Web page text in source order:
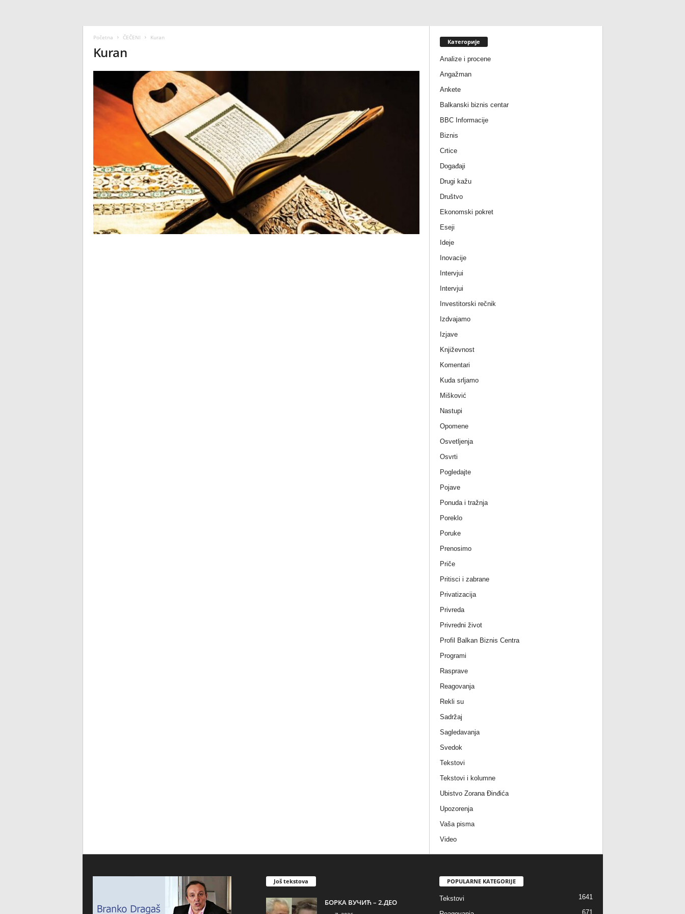
Početna ČEČENI Kuran
Kuran
Категорије
Analize i procene
Angažman
Ankete
Balkanski biznis centar
BBC Informacije
Biznis
Crtice
Događaji
Drugi kažu
Društvo
Ekonomski pokret
Eseji
Ideje
Inovacije
Intervjui
Intervjui
Investitorski rečnik
Izdvajamo
Izjave
Književnost
Komentari
Kuda srljamo
Mišković
Nastupi
Opomene
Osvetljenja
Osvrti
Pogledajte
Pojave
Ponuda i tražnja
Poreklo
Poruke
Prenosimo
Priče
Pritisci i zabrane
Privatizacija
Privreda
Privredni život
Profil Balkan Biznis Centra
Programi
Rasprave
Reagovanja
Rekli su
Sadržaj
Sagledavanja
Svedok
Tekstovi
Tekstovi i kolumne
Ubistvo Zorana Đinđića
Upozorenja
Vaša pisma
Video
Još tekstova
БОРКА ВУЧИЋ – 2.ДЕО
POPULARNE KATEGORIJE
Tekstovi 1641
671